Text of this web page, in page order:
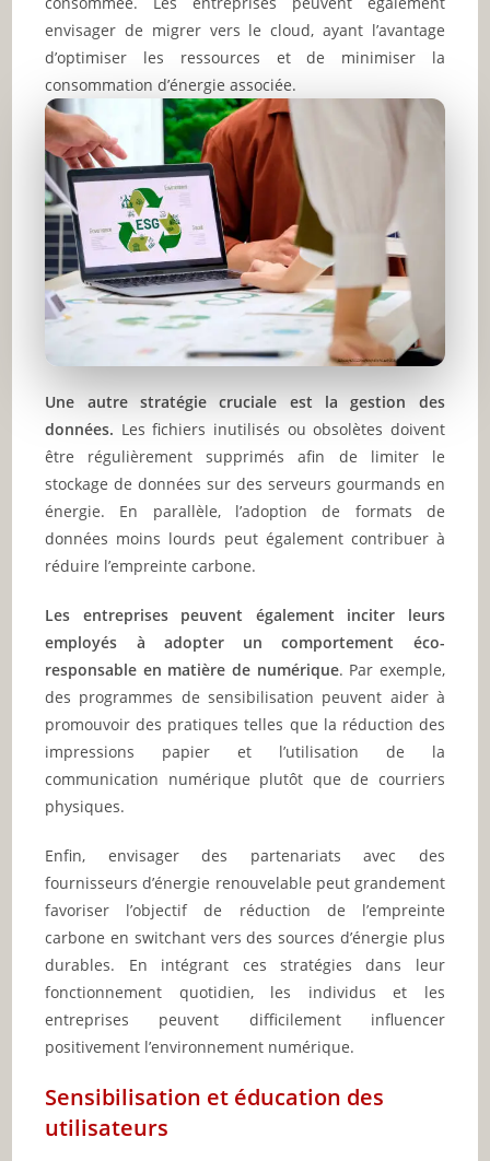
envisager de migrer vers le cloud, ayant l’avantage
d’optimiser les ressources et de minimiser la
consommation d’énergie associée.
Une autre stratégie cruciale est la gestion des
données. Les fichiers inutilisés ou obsolètes doivent
être régulièrement supprimés afin de limiter le
stockage de données sur des serveurs gourmands en
énergie. En parallèle, l’adoption de formats de
données moins lourds peut également contribuer à
réduire l’empreinte carbone.
Les entreprises peuvent également inciter leurs
employés à adopter un comportement éco-
responsable en matière de numérique. Par exemple,
des programmes de sensibilisation peuvent aider à
promouvoir des pratiques telles que la réduction des
impressions papier et l’utilisation de la
communication numérique plutôt que de courriers
physiques.
Enfin, envisager des partenariats avec des
fournisseurs d’énergie renouvelable peut grandement
favoriser l’objectif de réduction de l’empreinte
carbone en switchant vers des sources d’énergie plus
durables. En intégrant ces stratégies dans leur
fonctionnement quotidien, les individus et les
entreprises peuvent difficilement influencer
positivement l’environnement numérique.
Sensibilisation et éducation des
utilisateurs